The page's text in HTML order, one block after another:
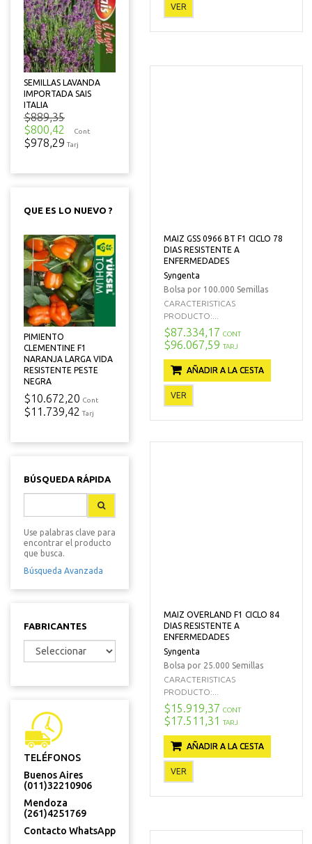
SEMILLAS LAVANDA
IMPORTADA SAIS
ITALIA
$889,35
$800,42
Cont
$978,29 Tarj
QUE ES LO NUEVO ?
PIMIENTO
CLEMENTINE F1
NARANJA LARGA VIDA
RESISTENTE PESTE
NEGRA
$10.672,20 Cont
$11.739,42 Tarj
BÚSQUEDA RÁPIDA
Use palabras clave para
encontrar el producto
que busca.
Búsqueda Avanzada
FABRICANTES
TELÉFONOS
Buenos Aires
(011)32210906
Mendoza
(261)4251769
Contacto WhatsApp
VER
MAIZ GSS 0966 BT F1 CICLO 78
DIAS RESISTENTE A
ENFERMEDADES
Syngenta
Bolsa por 100.000 Semillas
CARACTERISTICAS
PRODUCTO:...
$87.334,17 CONT
$96.067,59 TARJ
AÑADIR A LA CESTA
VER
MAIZ OVERLAND F1 CICLO 84
DIAS RESISTENTE A
ENFERMEDADES
Syngenta
Bolsa por 25.000 Semillas
CARACTERISTICAS
PRODUCTO:...
$15.919,37 CONT
$17.511,31 TARJ
AÑADIR A LA CESTA
VER